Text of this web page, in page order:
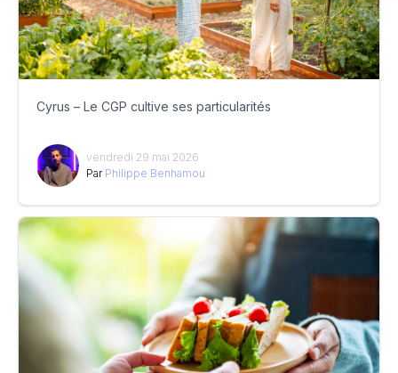
Cyrus – Le CGP cultive ses particularités
vendredi 29 mai 2026
Par Philippe Benhamou